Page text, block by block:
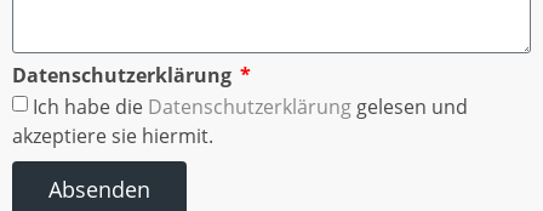
Datenschutzerklärung
Ich habe die Datenschutzerklärung gelesen und
akzeptiere sie hiermit.
Absenden